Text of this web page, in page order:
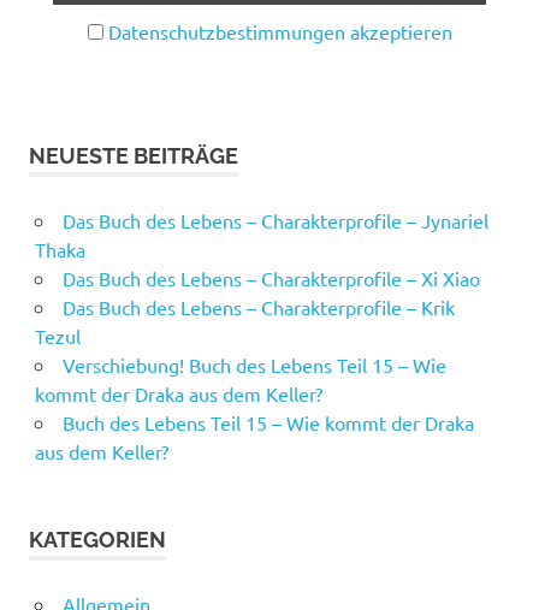
Datenschutzbestimmungen akzeptieren
NEUESTE BEITRÄGE
Das Buch des Lebens – Charakterprofile – Jynariel
Thaka
Das Buch des Lebens – Charakterprofile – Xi Xiao
Das Buch des Lebens – Charakterprofile – Krik
Tezul
Verschiebung! Buch des Lebens Teil 15 – Wie
kommt der Draka aus dem Keller?
Buch des Lebens Teil 15 – Wie kommt der Draka
aus dem Keller?
KATEGORIEN
Allgemein